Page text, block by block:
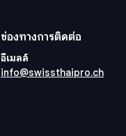
ช่องทางการติดต่อ
อีเมลล์
info@swissthaipro.ch